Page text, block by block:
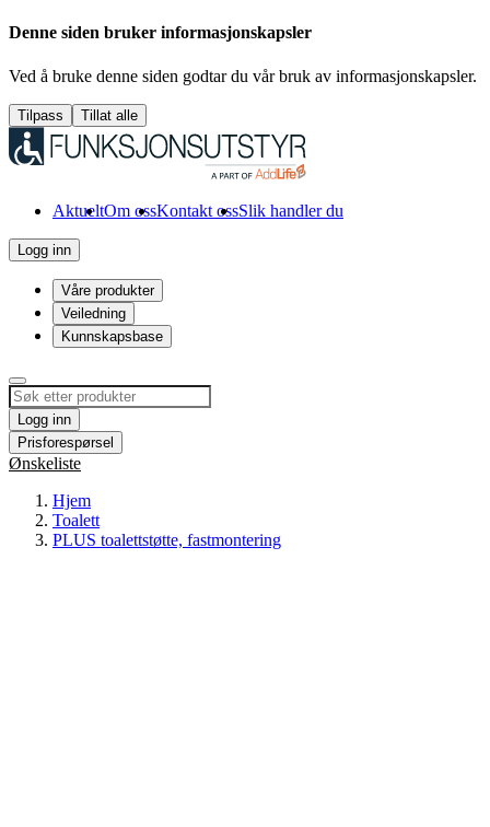
Denne siden bruker informasjonskapsler
Ved å bruke denne siden godtar du vår bruk av informasjonskapsler.
Tilpass Tillat alle
AktueltOm ossKontakt ossSlik handler du
Logg inn
Våre produkter
Veiledning
Kunnskapsbase
Logg inn
Prisforespørsel
Ønskeliste
Hjem
Toalett
PLUS toalettstøtte, fastmontering